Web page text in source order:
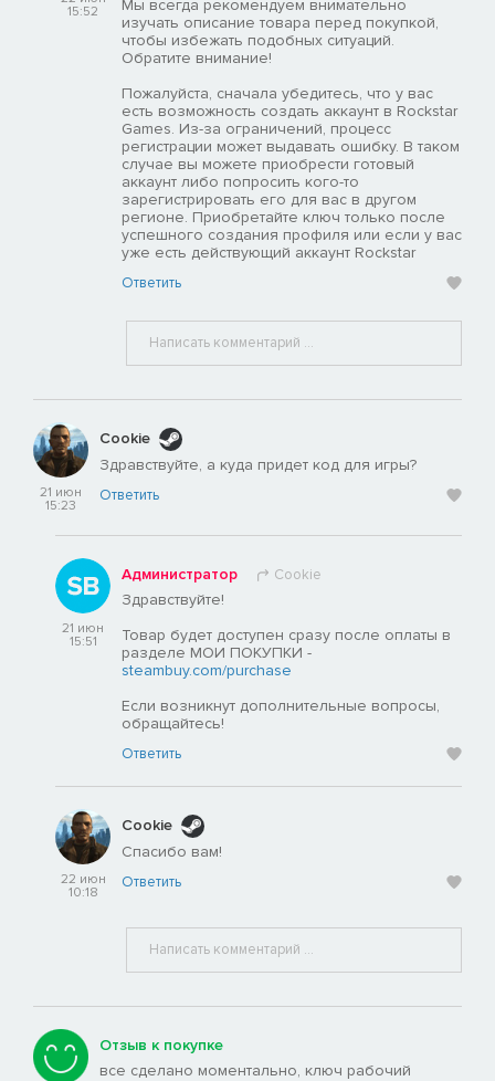
15:52
Мы всегда рекомендуем внимательно
изучать описание товара перед покупкой,
чтобы избежать подобных ситуаций.
Обратите внимание!
Пожалуйста, сначала убедитесь, что у вас
есть возможность создать аккаунт в Rockstar
Games. Из-за ограничений, процесс
регистрации может выдавать ошибку. В таком
случае вы можете приобрести готовый
аккаунт либо попросить кого-то
зарегистрировать его для вас в другом
регионе. Приобретайте ключ только после
успешного создания профиля или если у вас
уже есть действующий аккаунт Rockstar
Ответить
21 июн
15:23
Cookie
Здравствуйте, а куда придет код для игры?
Ответить
21 июн
15:51
Администратор Cookie
Здравствуйте!
Товар будет доступен сразу после оплаты в
разделе МОИ ПОКУПКИ -
steambuy.com/purchase
Если возникнут дополнительные вопросы,
обращайтесь!
Ответить
22 июн
10:18
Cookie
Спасибо вам!
Ответить
Отзыв к покупке
все сделано моментально, ключ рабочий